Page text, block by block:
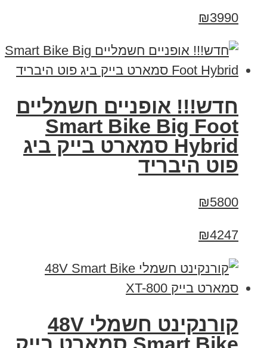
₪3990
חדש!!! אופניים חשמליים
Smart Bike Big Foot
Hybrid סמארט בייק ביג
פוט היבריד
₪5800
₪4247
קורנקינט חשמלי 48V